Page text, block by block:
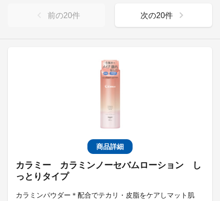
商品詳細
カラミー カラミンノーセバムローション し
っとりタイプ
カラミンパウダー＊配合でテカリ・皮脂をケアしマット肌
前の20件 次の20件